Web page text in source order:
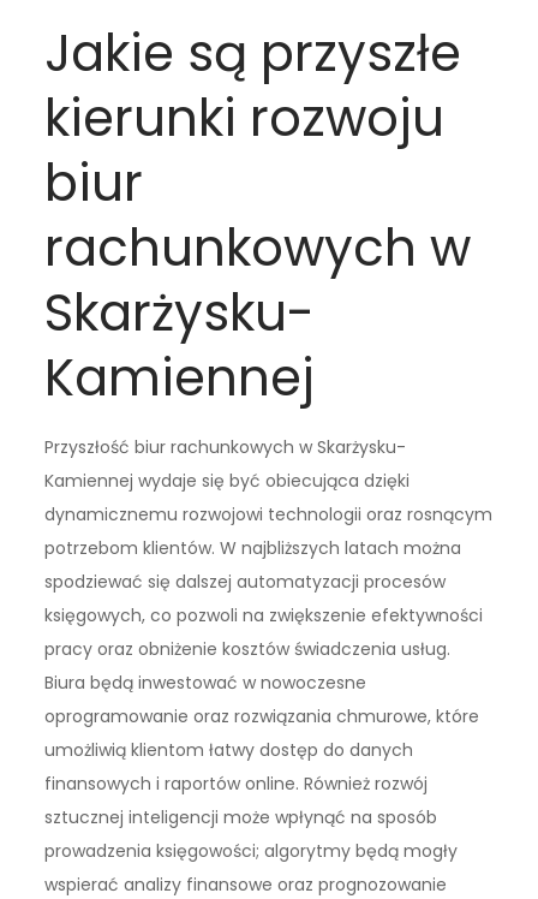
Jakie są przyszłe
kierunki rozwoju
biur
rachunkowych w
Skarżysku-
Kamiennej
Przyszłość biur rachunkowych w Skarżysku-
Kamiennej wydaje się być obiecująca dzięki
dynamicznemu rozwojowi technologii oraz rosnącym
potrzebom klientów. W najbliższych latach można
spodziewać się dalszej automatyzacji procesów
księgowych, co pozwoli na zwiększenie efektywności
pracy oraz obniżenie kosztów świadczenia usług.
Biura będą inwestować w nowoczesne
oprogramowanie oraz rozwiązania chmurowe, które
umożliwią klientom łatwy dostęp do danych
finansowych i raportów online. Również rozwój
sztucznej inteligencji może wpłynąć na sposób
prowadzenia księgowości; algorytmy będą mogły
wspierać analizy finansowe oraz prognozowanie